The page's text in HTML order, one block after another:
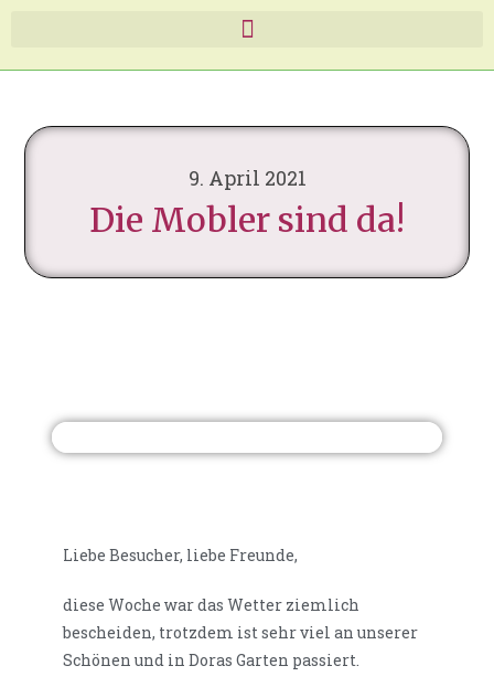
9. April 2021
Die Mobler sind da!
Liebe Besucher, liebe Freunde,
diese Woche war das Wetter ziemlich
bescheiden, trotzdem ist sehr viel an unserer
Schönen und in Doras Garten passiert.